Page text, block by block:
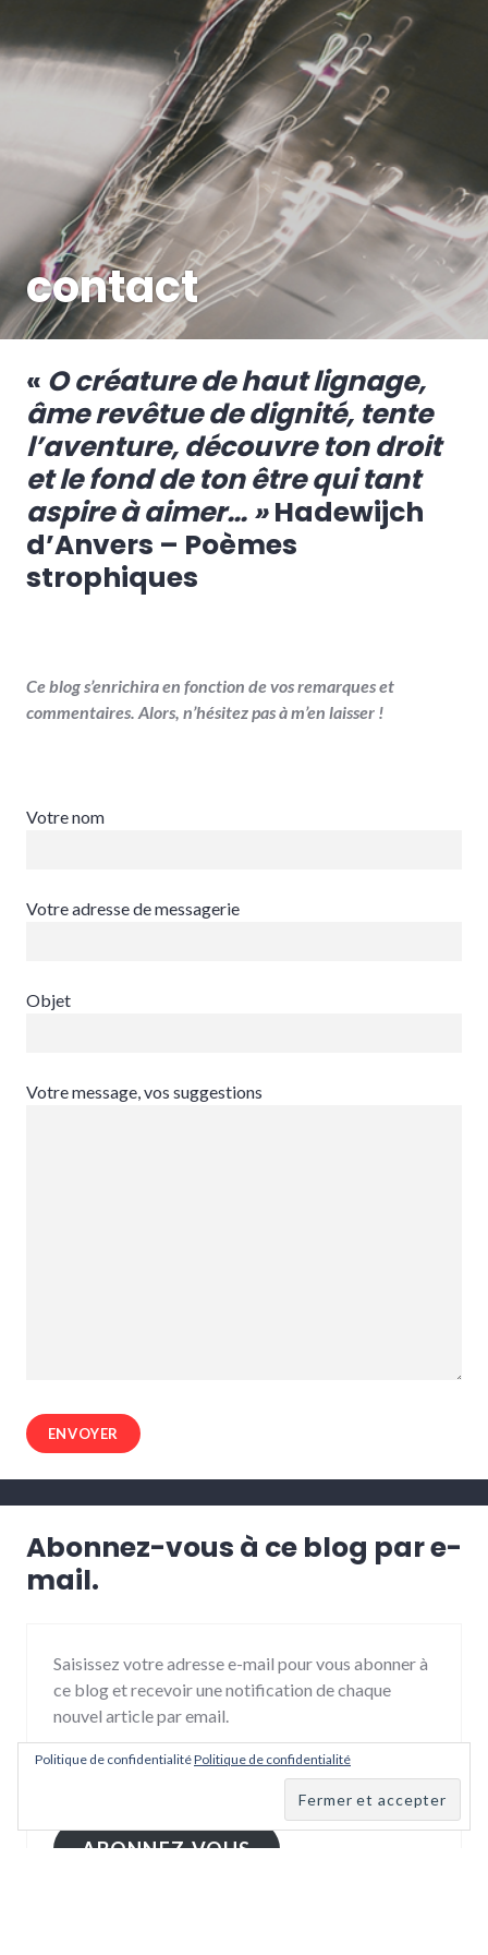
contact
« O créature de haut lignage,
âme revêtue de dignité, tente
l’aventure, découvre ton droit
et le fond de ton être qui tant
aspire à aimer… »Hadewijch
d’Anvers – Poèmes
strophiques
Ce blog s’enrichira en fonction de vos remarques et
commentaires. Alors, n’hésitez pas à m’en laisser !
Votre nom
Votre adresse de messagerie
Objet
Votre message, vos suggestions
Abonnez-vous à ce blog par e-
mail.
Saisissez votre adresse e-mail pour vous abonner à
ce blog et recevoir une notification de chaque
nouvel article par email.
Adresse
ABONNEZ-VOUS
Politique de confidentialitéPolitique de confidentialité